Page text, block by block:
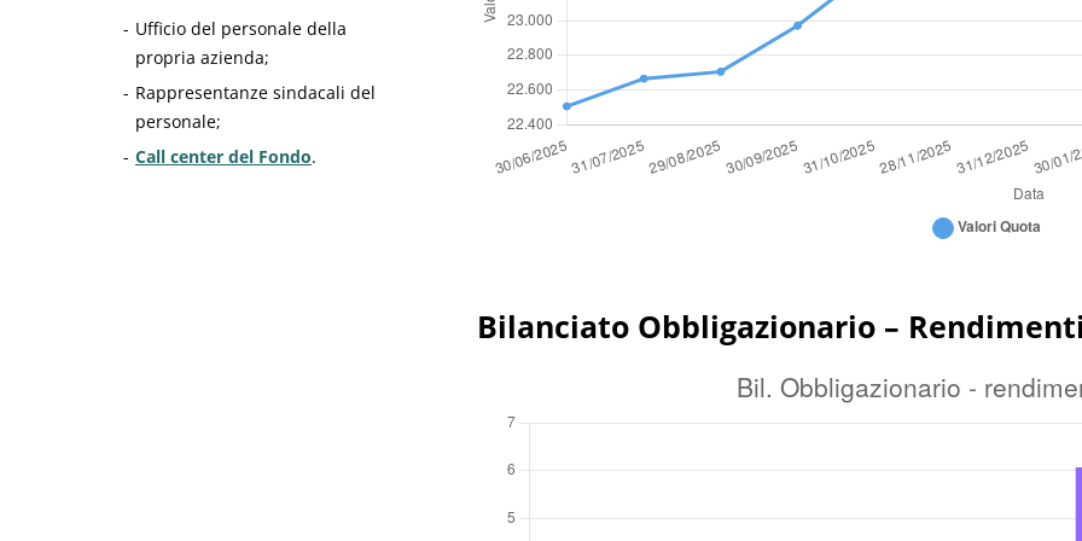
Ufficio del personale della
propria azienda;
Rappresentanze sindacali del
personale;
Call center del Fondo.
Bilanciato Obbligazionario –